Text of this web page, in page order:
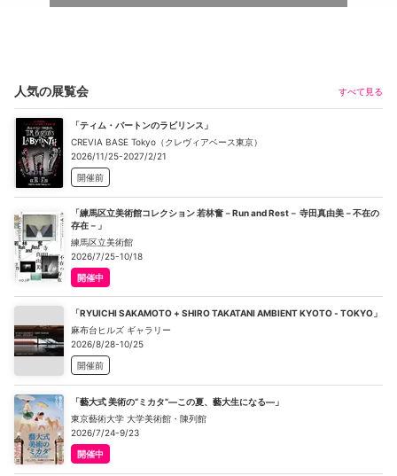
人気の展覧会 すべて見る
「ティム・バートンのラビリンス」
CREVIA BASE Tokyo（クレヴィアベース東京）
2026/11/25-2027/2/21
開催前
「練馬区立美術館コレクション 若林奮－Run and Rest－ 寺田真由美－不在の
存在－」
練馬区立美術館
2026/7/25-10/18
開催中
「RYUICHI SAKAMOTO + SHIRO TAKATANI AMBIENT KYOTO - TOKYO」
麻布台ヒルズ ギャラリー
2026/8/28-10/25
開催前
「藝大式 美術の“ミカタ”―この夏、藝大生になる―」
東京藝術大学 大学美術館・陳列館
2026/7/24-9/23
開催中